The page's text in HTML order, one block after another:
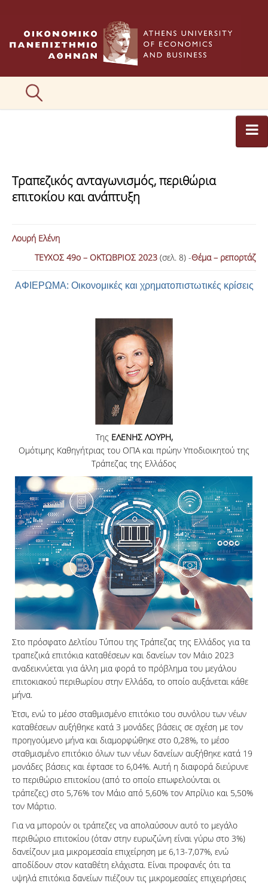
ΚΑΤΗΓΟΡΙΕΣ ΑΡΘΡΩΝ
ΕΠΙΚΟΙΝΩΝΙΑ
ΑΝΑΖΗΤΗΣΗ
Τραπεζικός ανταγωνισμός, περιθώρια
επιτοκίου και ανάπτυξη
Λουρή Ελένη
ΤΕΥΧΟΣ 49ο – ΟΚΤΩΒΡΙΟΣ 2023 (σελ. 8) -Θέμα – ρεπορτάζ
ΑΦΙΕΡΩΜΑ: Οικονομικές και χρηματοπιστωτικές κρίσεις
Της ΕΛΕΝΗΣ ΛΟΥΡΗ,
Ομότιμης Καθηγήτριας του ΟΠΑ και πρώην Υποδιοικητού της
Τράπεζας της Ελλάδος
Στο πρόσφατο Δελτίου Τύπου της Τράπεζας της Ελλάδος για τα
τραπεζικά επιτόκια καταθέσεων και δανείων τον Μάιο 2023
αναδεικνύεται για άλλη μια φορά το πρόβλημα του μεγάλου
επιτοκιακού περιθωρίου στην Ελλάδα, το οποίο αυξάνεται κάθε
μήνα.
Έτσι, ενώ το μέσο σταθμισμένο επιτόκιο του συνόλου των νέων
καταθέσεων αυξήθηκε κατά 3 μονάδες βάσεις σε σχέση με τον
προηγούμενο μήνα και διαμορφώθηκε στο 0,28%, το μέσο
σταθμισμένο επιτόκιο όλων των νέων δανείων αυξήθηκε κατά 19
μονάδες βάσεις και έφτασε το 6,04%. Αυτή η διαφορά διεύρυνε
το περιθώριο επιτοκίου (από το οποίο επωφελούνται οι
τράπεζες) στο 5,76% τον Μάιο από 5,60% τον Απρίλιο και 5,50%
τον Μάρτιο.
Για να μπορούν οι τράπεζες να απολαύσουν αυτό το μεγάλο
περιθώριο επιτοκίου (όταν στην ευρωζώνη είναι γύρω στο 3%)
δανείζουν μια μικρομεσαία επιχείρηση με 6,13-7,07%, ενώ
αποδίδουν στον καταθέτη ελάχιστα. Είναι προφανές ότι τα
υψηλά επιτόκια δανείων πιέζουν τις μικρομεσαίες επιχειρήσεις